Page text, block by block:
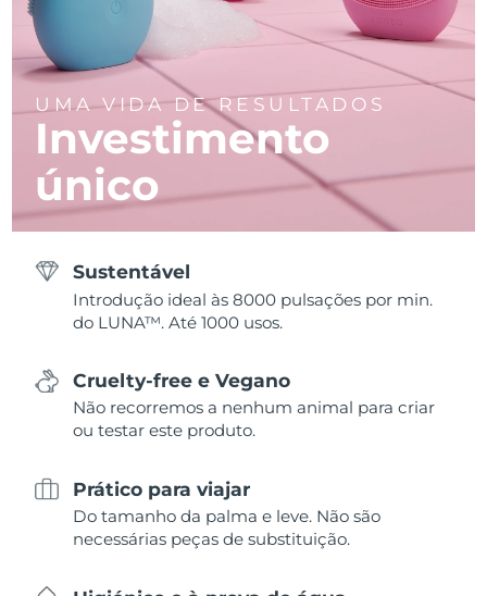
UMA VIDA DE RESULTADOS
Investimento
único
Sustentável
Introdução ideal às 8000 pulsações por min.
do LUNA™. Até 1000 usos.
Cruelty-free e Vegano
Não recorremos a nenhum animal para criar
ou testar este produto.
Prático para viajar
Do tamanho da palma e leve. Não são
necessárias peças de substituição.